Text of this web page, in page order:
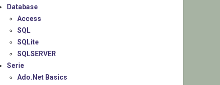
Database
Access
SQL
SQLite
SQLSERVER
Serie
Ado.Net Basics